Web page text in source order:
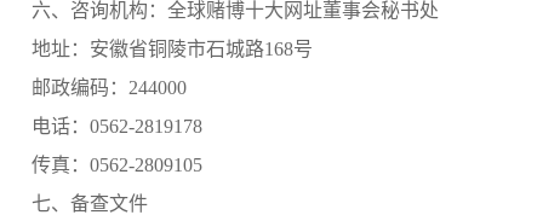
六、咨询机构：全球赌博十大网址董事会秘书处
地址：安徽省铜陵市石城路168号
邮政编码：244000
电话：0562-2819178
传真：0562-2809105
七、备查文件